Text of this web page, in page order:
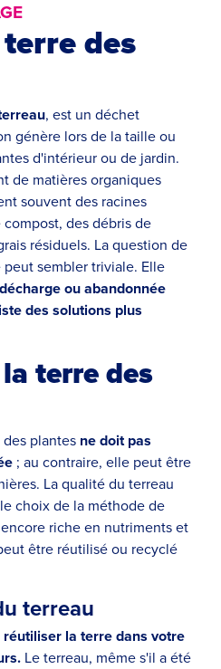
des
, est un déchet
génère lors de la taille ou
d'intérieur ou de jardin.
de matières organiques
souvent des racines
des débris de
résiduels. La question de
sembler triviale. Elle
ou abandonnée
des solutions plus
terre des
plantes ne doit pas
; au contraire, elle peut être
La qualité du terreau
choix de la méthode de
riche en nutriments et
être réutilisé ou recyclé
terreau
réutiliser la terre dans votre
Le terreau, même s'il a été